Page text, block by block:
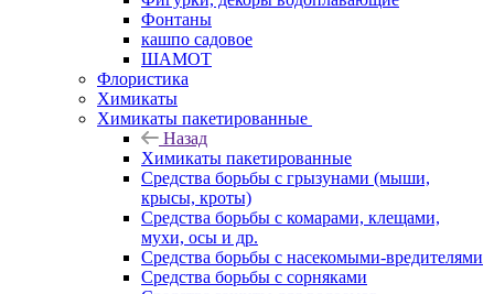
Фонтаны
кашпо садовое
ШАМОТ
Флористика
Химикаты
Химикаты пакетированные
Назад
Химикаты пакетированные
Средства борьбы с грызунами (мыши,
крысы, кроты)
Средства борьбы с комарами, клещами,
мухи, осы и др.
Средства борьбы с насекомыми-вредителями
Средства борьбы с сорняками